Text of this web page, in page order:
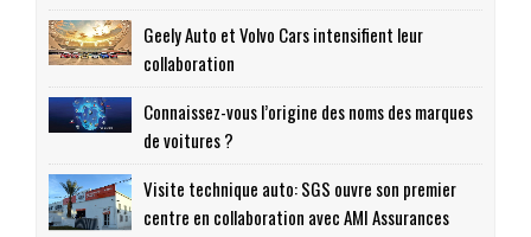
Geely Auto et Volvo Cars intensifient leur
collaboration
Connaissez-vous l’origine des noms des marques
de voitures ?
Visite technique auto: SGS ouvre son premier
centre en collaboration avec AMI Assurances